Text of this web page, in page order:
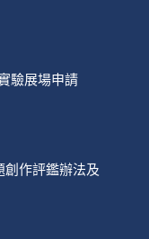
驗展場申請
創作評鑑辦法及